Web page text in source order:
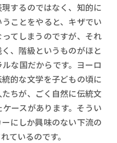
するのではなく、知的に
ことをやると、キザでい
てしまうのですが、それ
、階級というものがほと
な国だからです。ヨーロ
的な文学を子どもの頃に
ちが、ごく自然に伝統文
ースがあります。そうい
にしか興味のない下流の
ているのです。